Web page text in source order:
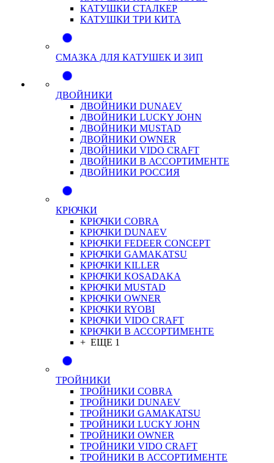
КАТУШКИ СТАЛКЕР
КАТУШКИ ТРИ КИТА
СМАЗКА ДЛЯ КАТУШЕК И ЗИП
ДВОЙНИКИ
ДВОЙНИКИ DUNAEV
ДВОЙНИКИ LUCKY JOHN
ДВОЙНИКИ MUSTAD
ДВОЙНИКИ OWNER
ДВОЙНИКИ VIDO CRAFT
ДВОЙНИКИ В АССОРТИМЕНТЕ
ДВОЙНИКИ РОССИЯ
КРЮЧКИ
КРЮЧКИ COBRA
КРЮЧКИ DUNAEV
КРЮЧКИ FEDEER CONCEPT
КРЮЧКИ GAMAKATSU
КРЮЧКИ KILLER
КРЮЧКИ KOSADAKA
КРЮЧКИ MUSTAD
КРЮЧКИ OWNER
КРЮЧКИ RYOBI
КРЮЧКИ VIDO CRAFT
КРЮЧКИ В АССОРТИМЕНТЕ
+ ЕЩЕ 1
ТРОЙНИКИ
ТРОЙНИКИ COBRA
ТРОЙНИКИ DUNAEV
ТРОЙНИКИ GAMAKATSU
ТРОЙНИКИ LUCKY JOHN
ТРОЙНИКИ OWNER
ТРОЙНИКИ VIDO CRAFT
ТРОЙНИКИ В АССОРТИМЕНТЕ